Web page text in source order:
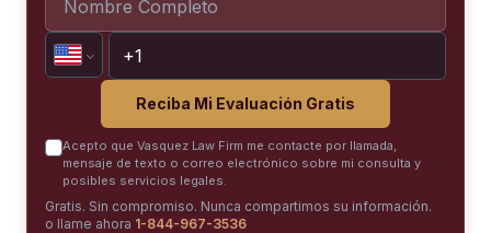
Reciba Mi Evaluación Gratis
Acepto que Vasquez Law Firm me contacte por llamada,
mensaje de texto o correo electrónico sobre mi consulta y
posibles servicios legales.
Gratis. Sin compromiso. Nunca compartimos su información.
o llame ahora 1-844-967-3536